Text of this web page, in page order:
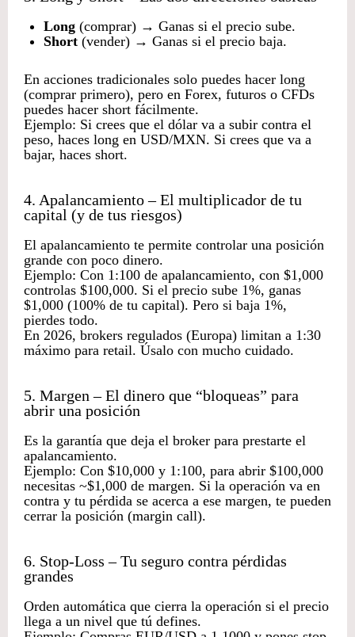
Long (comprar) → Ganas si el precio sube.
Short (vender) → Ganas si el precio baja.
En acciones tradicionales solo puedes hacer long
(comprar primero), pero en Forex, futuros o CFDs
puedes hacer short fácilmente.
Ejemplo: Si crees que el dólar va a subir contra el
peso, haces long en USD/MXN. Si crees que va a
bajar, haces short.
4. Apalancamiento – El multiplicador de tu
capital (y de tus riesgos)
El apalancamiento te permite controlar una posición
grande con poco dinero.
Ejemplo: Con 1:100 de apalancamiento, con $1,000
controlas $100,000. Si el precio sube 1%, ganas
$1,000 (100% de tu capital). Pero si baja 1%,
pierdes todo.
En 2026, brokers regulados (Europa) limitan a 1:30
máximo para retail. Úsalo con mucho cuidado.
5. Margen – El dinero que “bloqueas” para
abrir una posición
Es la garantía que deja el broker para prestarte el
apalancamiento.
Ejemplo: Con $10,000 y 1:100, para abrir $100,000
necesitas ~$1,000 de margen. Si la operación va en
contra y tu pérdida se acerca a ese margen, te pueden
cerrar la posición (margin call).
6. Stop-Loss – Tu seguro contra pérdidas
grandes
Orden automática que cierra la operación si el precio
llega a un nivel que tú defines.